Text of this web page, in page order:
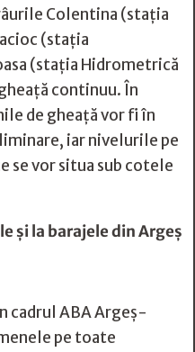
Colentina (stația
(stația
(stația Hidrometrică
continuu. În
de gheață vor fi în
iar nivelurile pe
se vor situa sub cotele
și la barajele din Argeș
cadrul ABA Argeș-
pe toate